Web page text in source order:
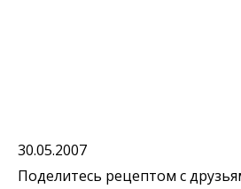
30.05.2007
Поделитесь рецептом с